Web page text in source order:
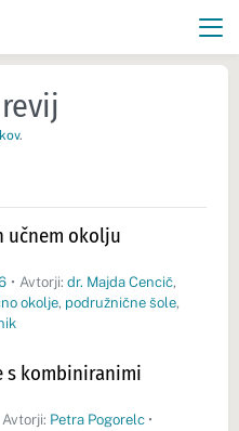
.
učnem okolju
• Avtorji: dr. Majda Cencič,
okolje, podružnične šole,
s kombiniranimi
Avtorji: Petra Pogorelc •